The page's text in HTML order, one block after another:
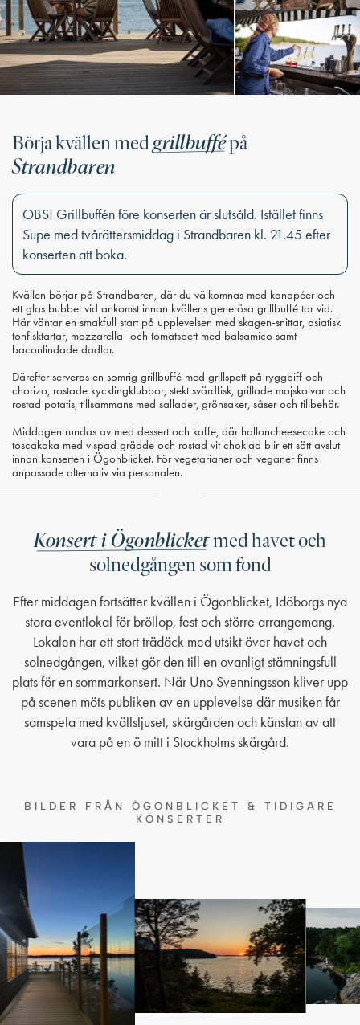
Börja kvällen med grillbuffépå
Strandbaren
OBS! Grillbuffén före konserten är slutsåld. Istället finns
Supe med tvårättersmiddag i Strandbaren kl. 21.45 efter
konserten att boka.
Kvällen börjar på Strandbaren, där du välkomnas med kanapéer och
ett glas bubbel vid ankomst innan kvällens generösa grillbuffé tar vid.
Här väntar en smakfull start på upplevelsen med skagen-snittar, asiatisk
tonfisktartar, mozzarella- och tomatspett med balsamico samt
baconlindade dadlar.
Därefter serveras en somrig grillbuffé med grillspett på ryggbiff och
chorizo, rostade kycklingklubbor, stekt svärdfisk, grillade majskolvar och
rostad potatis, tillsammans med sallader, grönsaker, såser och tillbehör.
Middagen rundas av med dessert och kaffe, där halloncheesecake och
toscakaka med vispad grädde och rostad vit choklad blir ett sött avslut
innan konserten i Ögonblicket. För vegetarianer och veganer finns
anpassade alternativ via personalen.
Konsert i Ögonblicketmed havet och
solnedgången som fond
Efter middagen fortsätter kvällen i Ögonblicket, Idöborgs nya
stora eventlokal för bröllop, fest och större arrangemang.
Lokalen har ett stort trädäck med utsikt över havet och
solnedgången, vilket gör den till en ovanligt stämningsfull
plats för en sommarkonsert. När Uno Svenningsson kliver upp
på scenen möts publiken av en upplevelse där musiken får
samspela med kvällsljuset, skärgården och känslan av att
vara på en ö mitt i Stockholms skärgård.
BILDER FRÅN ÖGONBLICKET & TIDIGARE
KONSERTER